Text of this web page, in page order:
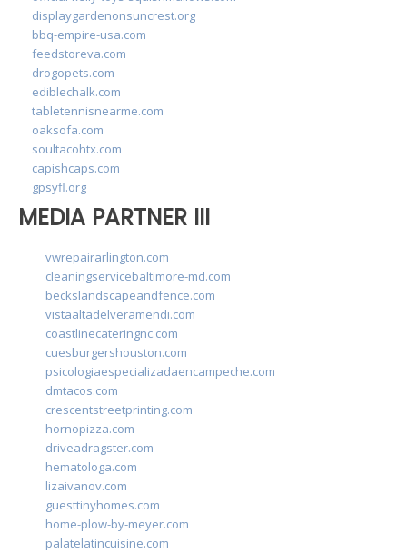
displaygardenonsuncrest.org
bbq-empire-usa.com
feedstoreva.com
drogopets.com
ediblechalk.com
tabletennisnearme.com
oaksofa.com
soultacohtx.com
capishcaps.com
gpsyfl.org
MEDIA PARTNER III
vwrepairarlington.com
cleaningservicebaltimore-md.com
beckslandscapeandfence.com
vistaaltadelveramendi.com
coastlinecateringnc.com
cuesburgershouston.com
psicologiaespecializadaencampeche.com
dmtacos.com
crescentstreetprinting.com
hornopizza.com
driveadragster.com
hematologa.com
lizaivanov.com
guesttinyhomes.com
home-plow-by-meyer.com
palatelatincuisine.com